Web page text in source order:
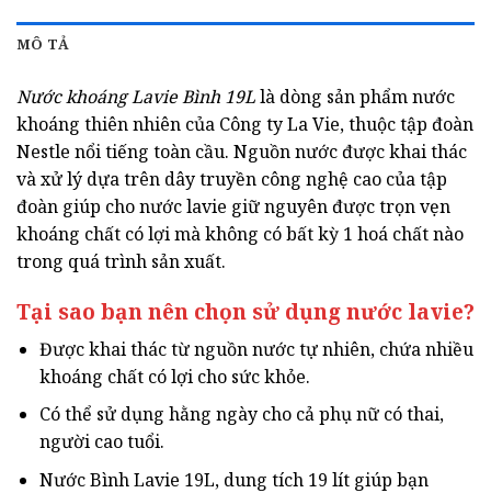
MÔ TẢ
Nước khoáng Lavie Bình 19Llà dòng sản phẩm nước
khoáng thiên nhiên của Công ty La Vie, thuộc tập đoàn
Nestle nổi tiếng toàn cầu. Nguồn nước được khai thác
và xử lý dựa trên dây truyền công nghệ cao của tập
đoàn giúp cho nước lavie giữ nguyên được trọn vẹn
khoáng chất có lợi mà không có bất kỳ 1 hoá chất nào
trong quá trình sản xuất.
Tại sao bạn nên chọn sử dụng nước lavie?
Được khai thác từ nguồn nước tự nhiên, chứa nhiều
khoáng chất có lợi cho sức khỏe.
Có thể sử dụng hằng ngày cho cả phụ nữ có thai,
người cao tuổi.
Nước Bình Lavie 19L, dung tích 19 lít giúp bạn